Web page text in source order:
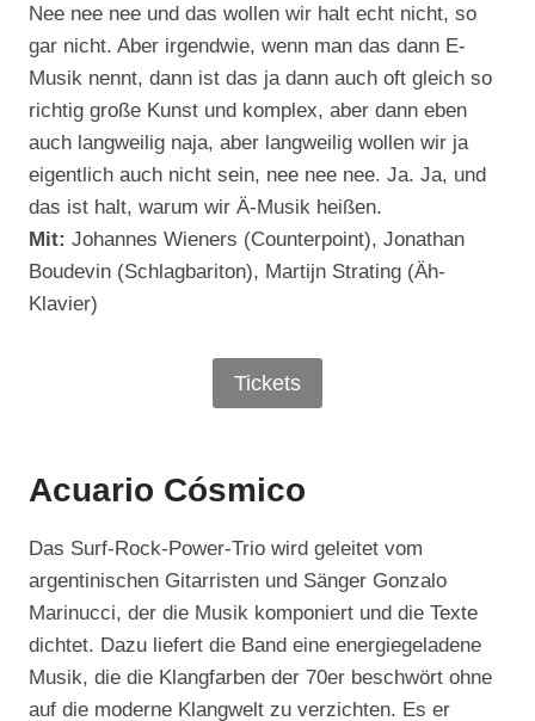
Nee nee nee und das wollen wir halt echt nicht, so
gar nicht. Aber irgendwie, wenn man das dann E-
Musik nennt, dann ist das ja dann auch oft gleich so
richtig große Kunst und komplex, aber dann eben
auch langweilig naja, aber langweilig wollen wir ja
eigentlich auch nicht sein, nee nee nee. Ja. Ja, und
das ist halt, warum wir Ä-Musik heißen.
Mit: Johannes Wieners (Counterpoint), Jonathan
Boudevin (Schlagbariton), Martijn Strating (Äh-
Klavier)
Tickets
Acuario Cósmico
Das Surf-Rock-Power-Trio wird geleitet vom
argentinischen Gitarristen und Sänger Gonzalo
Marinucci, der die Musik komponiert und die Texte
dichtet. Dazu liefert die Band eine energiegeladene
Musik, die die Klangfarben der 70er beschwört ohne
auf die moderne Klangwelt zu verzichten. Es er